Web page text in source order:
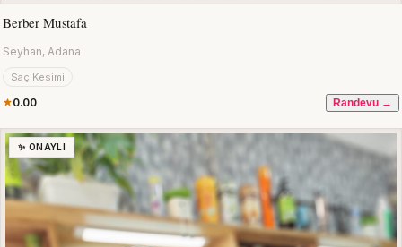
Berber Mustafa
Seyhan, Adana
Saç Kesimi
0.00 Randevu →
✨ ONAYLI